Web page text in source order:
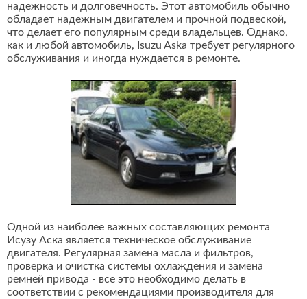
надежность и долговечность. Этот автомобиль обычно
обладает надежным двигателем и прочной подвеской,
что делает его популярным среди владельцев. Однако,
как и любой автомобиль, Isuzu Aska требует регулярного
обслуживания и иногда нуждается в ремонте.
Одной из наиболее важных составляющих ремонта
Исузу Аска является техническое обслуживание
двигателя. Регулярная замена масла и фильтров,
проверка и очистка системы охлаждения и замена
ремней привода - все это необходимо делать в
соответствии с рекомендациями производителя для